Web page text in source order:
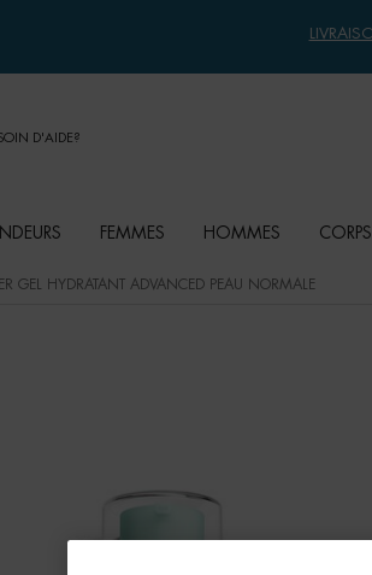
D'AIDE?
FEMMES HOMMES CORPS
GEL HYDRATANT ADVANCED PEAU NORMALE